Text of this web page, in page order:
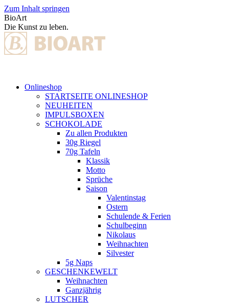
Zum Inhalt springen
BioArt
Die Kunst zu leben.
Onlineshop
STARTSEITE ONLINESHOP
NEUHEITEN
IMPULSBOXEN
SCHOKOLADE
Zu allen Produkten
30g Riegel
70g Tafeln
Klassik
Motto
Sprüche
Saison
Valentinstag
Ostern
Schulende & Ferien
Schulbeginn
Nikolaus
Weihnachten
Silvester
5g Naps
GESCHENKEWELT
Weihnachten
Ganzjährig
LUTSCHER